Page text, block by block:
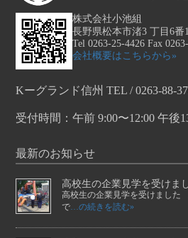
株式会社小池組
長野県松本市渚3 丁目6番
Tel 0263-25-4426 Fax
会社概要はこちらから»
Kーグランド信州 TEL / 0263-88-
受付時間：午前 9:00〜12:00 午後
最新のお知らせ
高校生の企業見学を受けま
高校生の企業見学を受けました
で…の続きを読む»